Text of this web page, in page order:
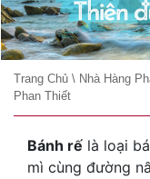
Trang Chủ \ Nhà Hàng
Phan Thiết
Bánh rế là loại
mì cùng đường